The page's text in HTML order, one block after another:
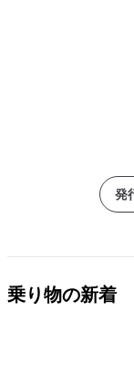
発
乗り物の新着